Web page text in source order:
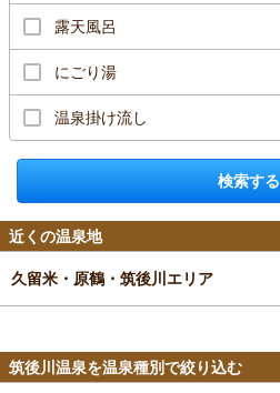
露天風呂
にごり湯
温泉掛け流し
検索する
近くの温泉地
久留米・原鶴・筑後川エリア
筑後川温泉を温泉種別で絞り込む